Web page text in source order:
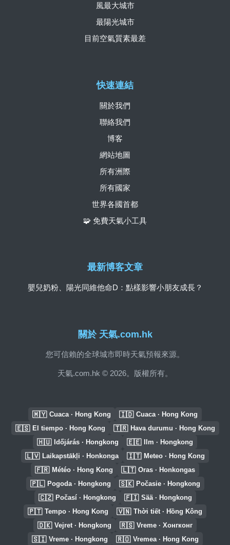
關於 天氣.com.hk
您可信賴的全球城市即時天氣預報來源。
天氣.com.hk © 2026。版權所有。
快速連結
關於我們
聯絡我們
博客
網站地圖
所有洲際
所有國家
世界各國首都
🧩 免費天氣小工具
風最大城市
最陽光城市
目前空氣質素最差
最新博客文章
嬰兒奶粉、陽光同維他命D：點樣影響小朋友成長？
🇲🇾 Cuaca · Hong Kong 🇮🇩 Cuaca · Hong Kong
🇪🇸 El tiempo · Hong Kong 🇹🇷 Hava durumu · Hong Kong
🇭🇺 Időjárás · Hongkong 🇪🇪 Ilm · Hongkong
🇱🇻 Laikapstākļi · Honkonga 🇮🇹 Meteo · Hong Kong
🇫🇷 Météo · Hong Kong 🇱🇹 Oras · Honkongas
🇵🇱 Pogoda · Hongkong 🇸🇰 Počasie · Hongkong
🇨🇿 Počasí · Hongkong 🇫🇮 Sää · Hongkong
🇵🇹 Tempo · Hong Kong 🇻🇳 Thời tiết · Hồng Kông
🇩🇰 Vejret · Hongkong 🇷🇸 Vreme · Хонгконг
🇸🇮 Vreme · Hongkong 🇷🇴 Vremea · Hong Kong